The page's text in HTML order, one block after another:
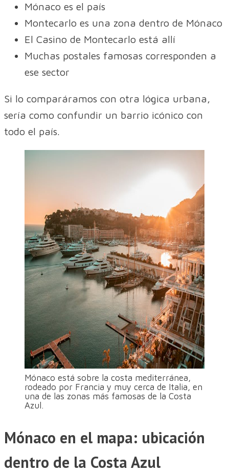
Mónaco es el país
Montecarlo es una zona dentro de Mónaco
El Casino de Montecarlo está allí
Muchas postales famosas corresponden a
ese sector
Si lo comparáramos con otra lógica urbana,
sería como confundir un barrio icónico con
todo el país.
Mónaco está sobre la costa mediterránea,
rodeado por Francia y muy cerca de Italia, en
una de las zonas más famosas de la Costa
Azul.
Mónaco en el mapa: ubicación
dentro de la Costa Azul